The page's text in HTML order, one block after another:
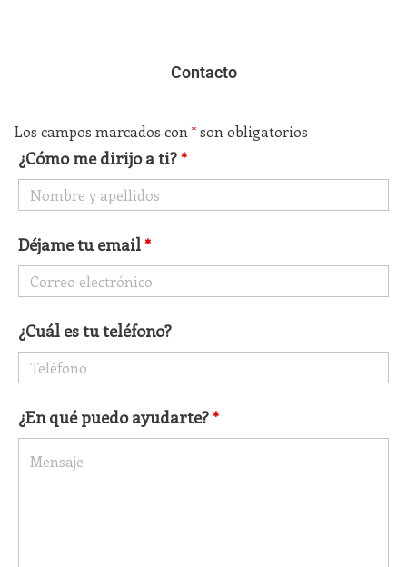
Contacto
Los campos marcados con *son obligatorios
¿Cómo me dirijo a ti?*
Déjame tu email*
¿Cuál es tu teléfono?
¿En qué puedo ayudarte?*